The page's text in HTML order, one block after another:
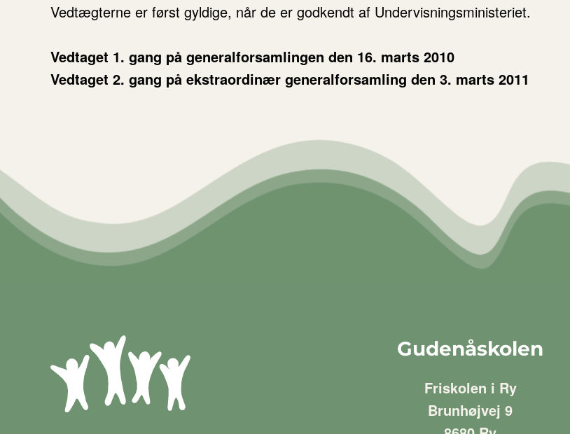
Vedtægterne er først gyldige, når de er godkendt af Undervisningsministeriet.
Vedtaget 1. gang på generalforsamlingen den 16. marts 2010
Vedtaget 2. gang på ekstraordinær generalforsamling den 3. marts 2011
Gudenåskolen
Friskolen i Ry
Brunhøjvej 9